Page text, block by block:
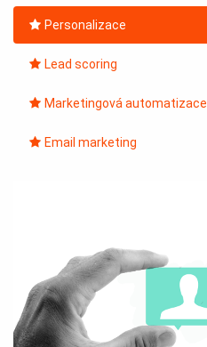
Personalizace
Lead scoring
Marketingová automatizace
Email marketing